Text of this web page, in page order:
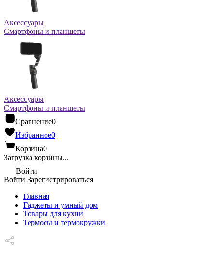
Аксессуары
Смартфоны и планшеты
Аксессуары
Смартфоны и планшеты
Сравнение0
Избранное0
Корзина0
Загрузка корзины...
Войти
Войти Зарегистрироваться
Главная
Гаджеты и умный дом
Товары для кухни
Термосы и термокружки